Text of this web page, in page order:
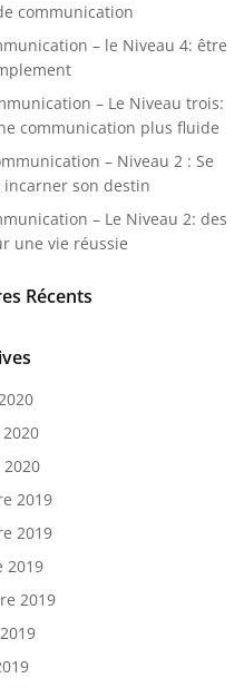
communication
– le Niveau 4: être
– Le Niveau trois:
communication plus fluide
– Niveau 2 : Se
son destin
– Le Niveau 2: des
une vie réussie
Récents
2019
2019
2019
2019